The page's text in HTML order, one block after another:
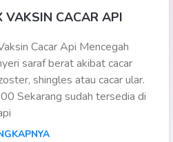
VAKSIN CACAR API
Cacar Api Mencegah
saraf berat akibat cacar
shingles atau cacar ular.
Sekarang sudah tersedia di